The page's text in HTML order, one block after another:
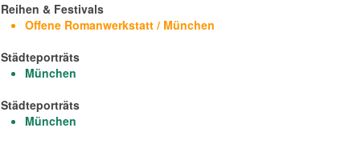
Reihen & Festivals
Offene Romanwerkstatt / München
Städteporträts
München
Städteporträts
München